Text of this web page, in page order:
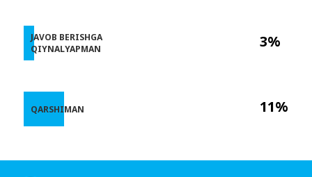
3%
11%
JAVOB BERISHGA
QIYNALYAPMAN
QARSHIMAN